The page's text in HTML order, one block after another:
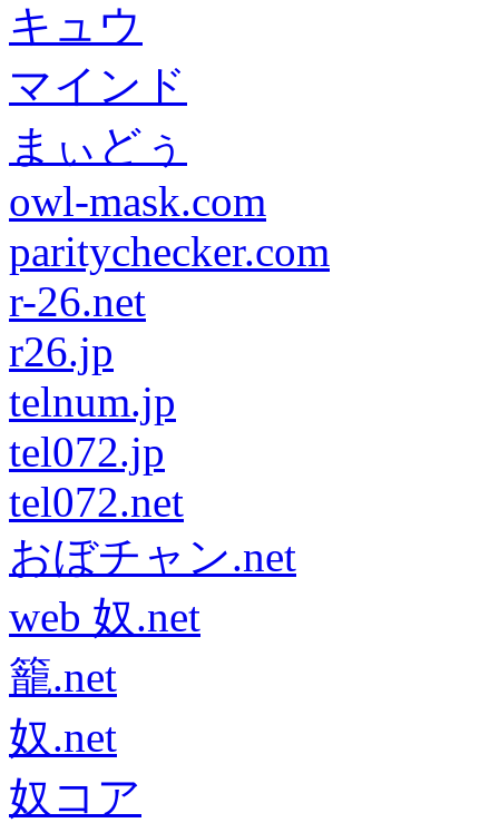
キュウ
マインド
まぃどぅ
owl-mask.com
paritychecker.com
r-26.net
r26.jp
telnum.jp
tel072.jp
tel072.net
おぼチャン.net
web 奴.net
籠.net
奴.net
奴コア